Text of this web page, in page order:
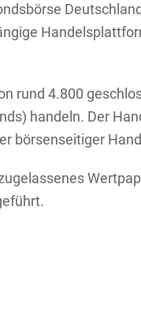
rund 4.800
handeln. Der
börsenseitiger